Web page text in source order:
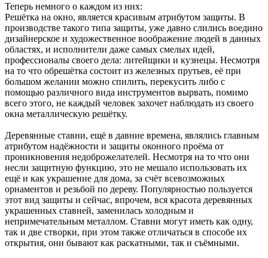
Теперь немного о каждом из них:
Решётка на окно, является красивым атрибутом защиты. В
производстве такого типа защиты, уже давно слились воедино
дизайнерское и художественное воображение людей в данных
областях, и исполнители даже самых смелых идей,
профессионалы своего дела: литейщики и кузнецы. Несмотря
на то что обрешётка состоит из железных прутьев, её при
большом желании можно спилить, перекусить либо с
помощью различного вида инструментов вырвать, помимо
всего этого, не каждый человек захочет наблюдать из своего
окна металлическую решётку.
Деревянные ставни, ещё в давние времена, являлись главным
атрибутом надёжности и защиты оконного проёма от
проникновения недоброжелателей. Несмотря на то что они
несли защитную функцию, это не мешало использовать их
ещё и как украшение для дома, за счёт всевозможных
орнаментов и резьбой по дереву. Популярностью пользуется
этот вид защиты и сейчас, впрочем, вся красота деревянных
украшенных ставней, заменилась холодным и
непримечательным металлом. Ставни могут иметь как одну,
так и две створки, при этом также отличаться в способе их
открытия, они бывают как раскатными, так и съёмными.